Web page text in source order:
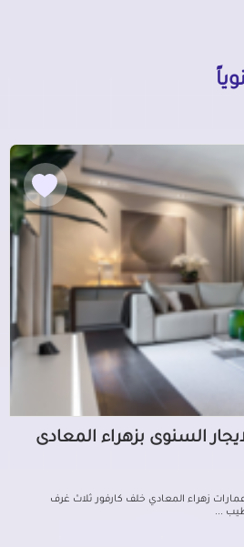
165م للايجار السنوى بزهراء المعادى
زهراء المعادي خلف كارفور ثلاث غرف
...